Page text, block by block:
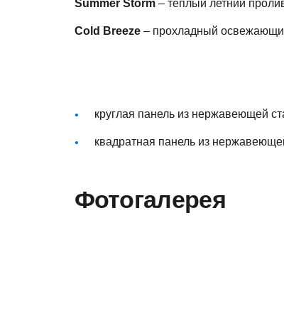
Summer Storm– теплый летний
Cold Breeze– прохладный освежающий
круглая панель из нержавеющей
квадратная панель из
Фотогалерея